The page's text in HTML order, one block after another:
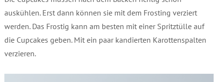
auskühlen. Erst dann können sie mit dem Frosting verziert
werden. Das Frostig kann am besten mit einer Spritztülle auf
die Cupcakes geben. Mit ein paar kandierten Karottenspalten
verzieren.